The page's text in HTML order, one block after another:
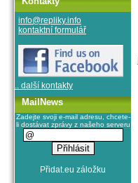
info@repliky.info
kontaktní formulář
.. další kontakty
MailNews
Zadejte svoji e-mail adresu, chcete-
li dostávat zprávy z našeho serveru